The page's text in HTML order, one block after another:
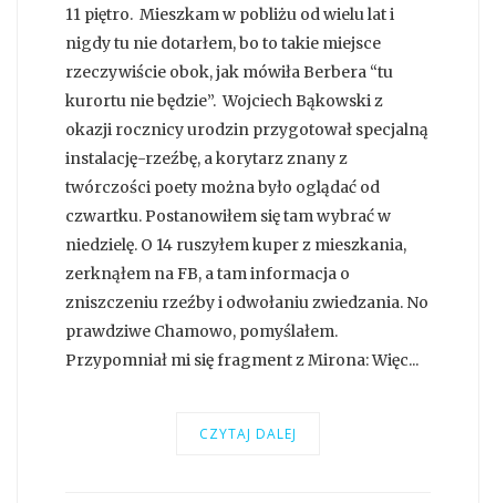
11 piętro. Mieszkam w pobliżu od wielu lat i
nigdy tu nie dotarłem, bo to takie miejsce
rzeczywiście obok, jak mówiła Berbera “tu
kurortu nie będzie”. Wojciech Bąkowski z
okazji rocznicy urodzin przygotował specjalną
instalację-rzeźbę, a korytarz znany z
twórczości poety można było oglądać od
czwartku. Postanowiłem się tam wybrać w
niedzielę. O 14 ruszyłem kuper z mieszkania,
zerknąłem na FB, a tam informacja o
zniszczeniu rzeźby i odwołaniu zwiedzania. No
prawdziwe Chamowo, pomyślałem.
Przypomniał mi się fragment z Mirona: Więc...
CZYTAJ DALEJ